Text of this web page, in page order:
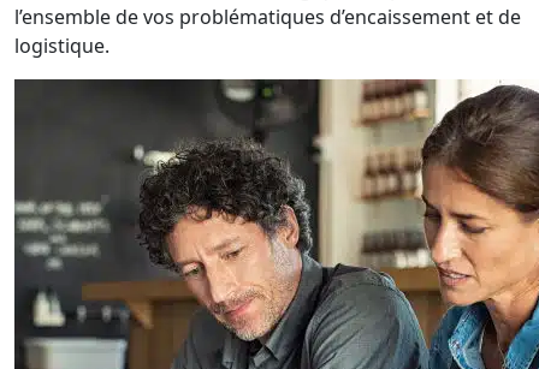
l’ensemble de vos problématiques d’encaissement et de
logistique.